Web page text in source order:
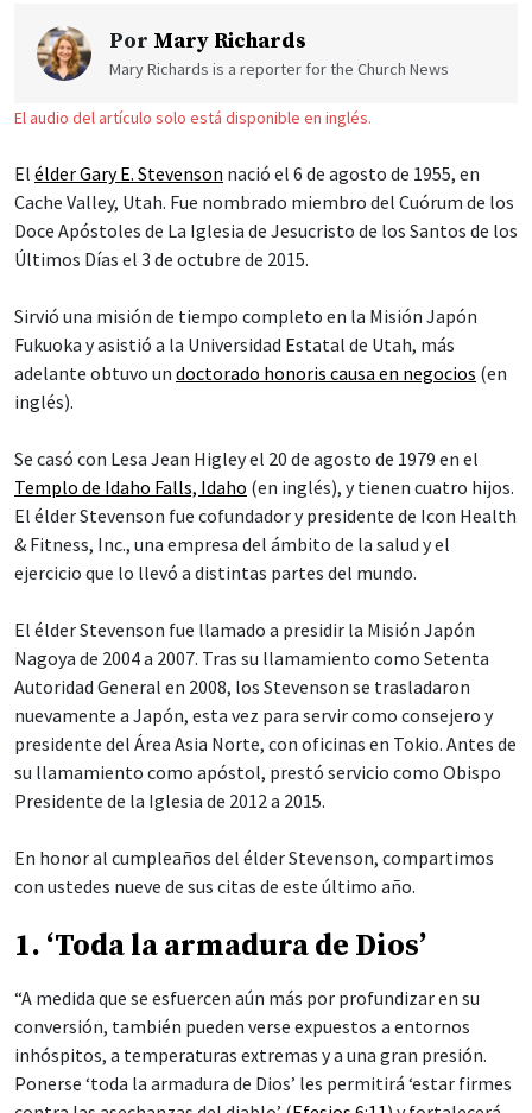
Por Mary Richards
Mary Richards is a reporter for the Church News
El audio del artículo solo está disponible en inglés.
El élder Gary E. Stevenson nació el 6 de agosto de 1955, en
Cache Valley, Utah. Fue nombrado miembro del Cuórum de los
Doce Apóstoles de La Iglesia de Jesucristo de los Santos de los
Últimos Días el 3 de octubre de 2015.
Sirvió una misión de tiempo completo en la Misión Japón
Fukuoka y asistió a la Universidad Estatal de Utah, más
adelante obtuvo un doctorado honoris causa en negocios (en
inglés).
Se casó con Lesa Jean Higley el 20 de agosto de 1979 en el
Templo de Idaho Falls, Idaho (en inglés), y tienen cuatro hijos.
El élder Stevenson fue cofundador y presidente de Icon Health
& Fitness, Inc., una empresa del ámbito de la salud y el
ejercicio que lo llevó a distintas partes del mundo.
El élder Stevenson fue llamado a presidir la Misión Japón
Nagoya de 2004 a 2007. Tras su llamamiento como Setenta
Autoridad General en 2008, los Stevenson se trasladaron
nuevamente a Japón, esta vez para servir como consejero y
presidente del Área Asia Norte, con oficinas en Tokio. Antes de
su llamamiento como apóstol, prestó servicio como Obispo
Presidente de la Iglesia de 2012 a 2015.
En honor al cumpleaños del élder Stevenson, compartimos
con ustedes nueve de sus citas de este último año.
1. ‘Toda la armadura de Dios’
“A medida que se esfuercen aún más por profundizar en su
conversión, también pueden verse expuestos a entornos
inhóspitos, a temperaturas extremas y a una gran presión.
Ponerse ‘toda la armadura de Dios’ les permitirá ‘estar firmes